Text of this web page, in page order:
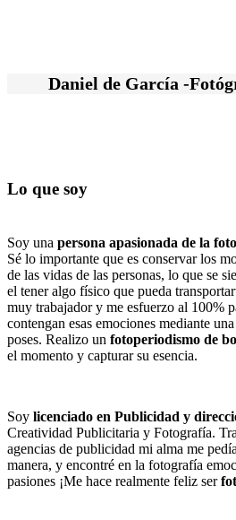
Daniel de García -
Lo que soy
Soy una persona apasionada de la
Sé lo importante que es conservar los
de las vidas de las personas, lo que se
el tener algo físico que pueda
muy trabajador y me esfuerzo al 100%
contengan esas emociones mediante
poses. Realizo un fotoperiodismo de
el momento y capturar su esencia.
Soy licenciado en Publicidad y
Creatividad Publicitaria y Fotografía.
agencias de publicidad mi alma me
manera, y encontré en la fotografía
pasiones ¡Me hace realmente feliz ser